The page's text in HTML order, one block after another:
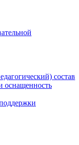
состав
оснащенность